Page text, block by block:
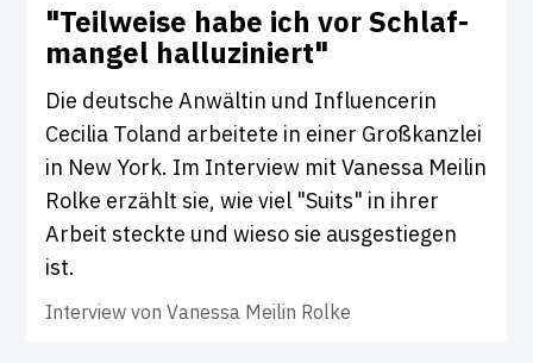
"Teil­weise habe ich vor Schlaf­
mangel hal­lu­zi­niert"
Die deutsche Anwältin und Influencerin
Cecilia Toland arbeitete in einer Großkanzlei
in New York. Im Interview mit Vanessa Meilin
Rolke erzählt sie, wie viel "Suits" in ihrer
Arbeit steckte und wieso sie ausgestiegen
ist.
Interview von Vanessa Meilin Rolke